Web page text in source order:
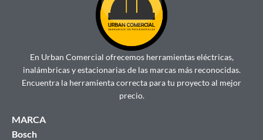
En Urban Comercial ofrecemos herramientas eléctricas,
inalámbricas y estacionarias de las marcas más reconocidas.
Encuentra la herramienta correcta para tu proyecto al mejor
precio.
MARCA
Bosch